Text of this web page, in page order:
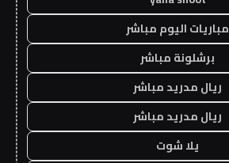
مباريات اليوم مباشر
برشلونة مباشر
ريال مدريد مباشر
ريال مدريد مباشر
يلا شوت